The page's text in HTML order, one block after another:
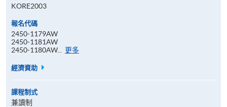
KORE2003
報名代碼
2450-1179AW
2450-1181AW
2450-1180AW...
更多
經濟資助
課程制式
兼讀制